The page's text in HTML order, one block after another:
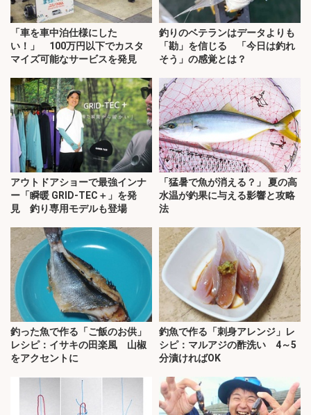
「車を車中泊仕様にした
い！」 100万円以下でカスタ
マイズ可能なサービスを発見
釣りのベテランはデータよりも
「勘」を信じる 「今日は釣れ
そう」の感覚とは？
アウトドアショーで最強インナ
ー「瞬暖 GRID-TEC＋」を発
見 釣り専用モデルも登場
「猛暑で魚が消える？」 夏の高
水温が釣果に与える影響と攻略
法
釣った魚で作る「ご飯のお供」
レシピ：イサキの田楽風 山椒
をアクセントに
釣魚で作る「刺身アレンジ」レ
シピ：マルアジの酢洗い 4～5
分漬ければOK